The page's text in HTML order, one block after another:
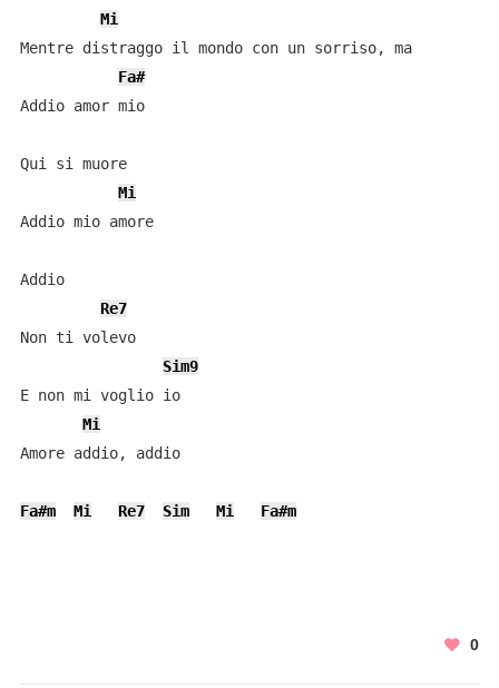
Mi
Mentre distraggo il mondo con un sorriso, ma
Fa#
Addio amor mio
Qui si muore
Mi
Addio mio amore
Addio
Re7
Non ti volevo
Sim9
E non mi voglio io
Mi
Amore addio, addio
Fa#m Mi Re7 Sim Mi Fa#m
0